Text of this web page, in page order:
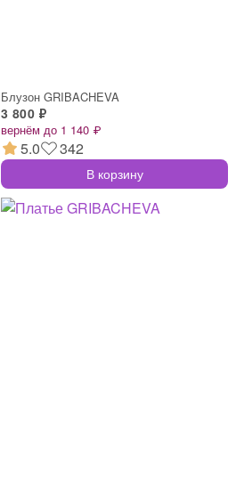
Блузон GRIBACHEVA
3 800 ₽
вернём до 1 140 ₽
5.0 342
В корзину